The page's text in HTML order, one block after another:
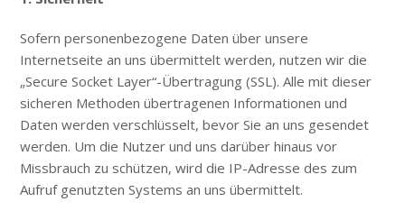
Sofern personenbezogene Daten über unsere
Internetseite an uns übermittelt werden, nutzen wir die
„Secure Socket Layer“-Übertragung (SSL). Alle mit dieser
sicheren Methoden übertragenen Informationen und
Daten werden verschlüsselt, bevor Sie an uns gesendet
werden. Um die Nutzer und uns darüber hinaus vor
Missbrauch zu schützen, wird die IP-Adresse des zum
Aufruf genutzten Systems an uns übermittelt.